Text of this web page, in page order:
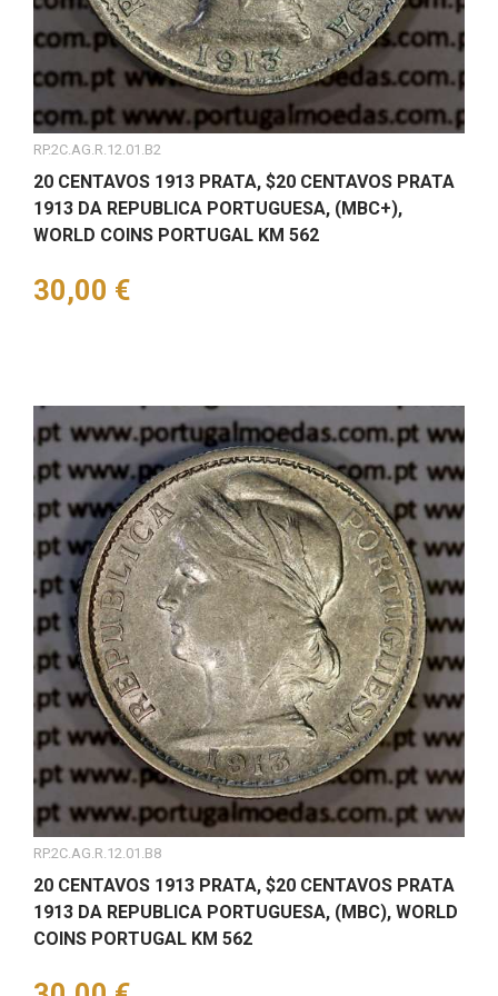
RP.2C.AG.R.12.01.B2
20 CENTAVOS 1913 PRATA, $20 CENTAVOS PRATA
1913 DA REPUBLICA PORTUGUESA, (MBC+),
WORLD COINS PORTUGAL KM 562
Preço
30,00 €
RP.2C.AG.R.12.01.B8
20 CENTAVOS 1913 PRATA, $20 CENTAVOS PRATA
1913 DA REPUBLICA PORTUGUESA, (MBC), WORLD
COINS PORTUGAL KM 562